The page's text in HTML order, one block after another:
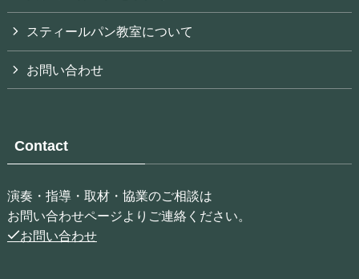
スティールパン教室について
お問い合わせ
Contact
演奏・指導・取材・協業のご相談は
お問い合わせページよりご連絡ください。
お問い合わせ